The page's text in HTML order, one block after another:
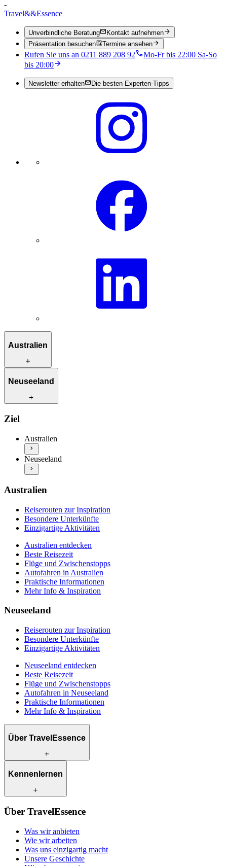
-
Travel&&Essence
Unverbindliche Beratung
Kontakt aufnehmen
Präsentation besuchen
Termine ansehen
Rufen Sie uns an 0211 889 208 92
Mo-Fr bis 22:00 Sa-So
bis 20:00
Newsletter erhalten Die besten Experten-Tipps
Australien
Reiserouten zur Inspiration
Einzigartige Aktivitäten
Flüge und Zwischenstopps
Autofahren in Australien
Praktische Informationen
Mehr Info & Inspiration
Neuseeland
Einzigartige Aktivitäten
Neuseeland entdecken
Beste Reisezeit
Flüge und Zwischenstopps
Praktische Informationen
Ziel
Australien
Neuseeland
Australien
Reiserouten zur Inspiration
Besondere Unterkünfte
Einzigartige Aktivitäten
Australien entdecken
Beste Reisezeit
Flüge und Zwischenstopps
Autofahren in Australien
Praktische Informationen
Mehr Info & Inspiration
Neuseeland
Reiserouten zur Inspiration
Besondere Unterkünfte
Einzigartige Aktivitäten
Neuseeland entdecken
Beste Reisezeit
Flüge und Zwischenstopps
Autofahren in Neuseeland
Praktische Informationen
Mehr Info & Inspiration
Über TravelEssence
Was wir anbieten
Was uns einzigartig macht
Klimabewusst reisen
Kontakt
Karriere
Kennenlernen
Unsere Reiseexperten
Unsere Kunden
Über TravelEssence
Was wir anbieten
Wie wir arbeiten
Was uns einzigartig macht
Unsere Geschichte